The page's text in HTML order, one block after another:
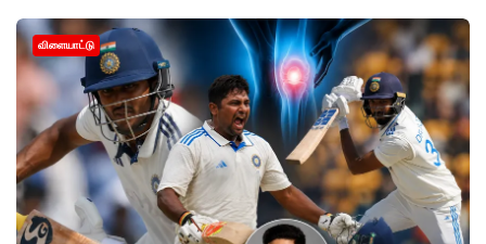
விளையாட்டு